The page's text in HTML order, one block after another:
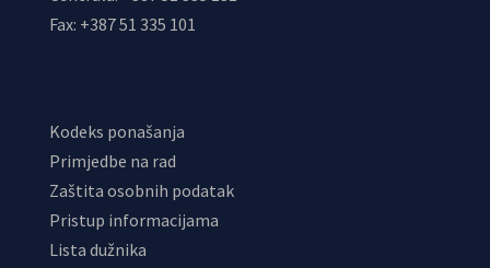
Fax: +387 51 335 101
Kodeks ponašanja
Primjedbe na rad
Zaštita osobnih podatak
Pristup informacijama
Lista dužnika